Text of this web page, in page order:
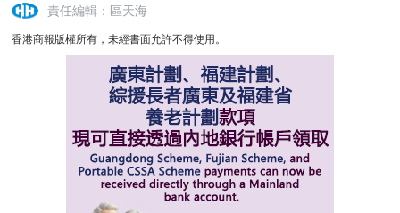
責任編輯：區天海
香港商報版權所有，未經書面允許不得使用。